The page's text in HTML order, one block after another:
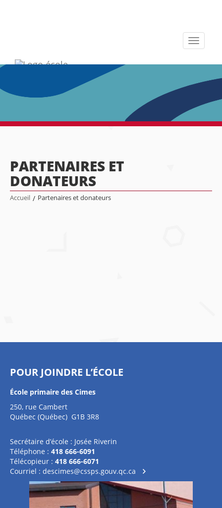
Toggle
PARTENAIRES ET
DONATEURS
Accueil / Partenaires et donateurs
POUR JOINDRE L’ÉCOLE
École primaire des Cimes
250, rue Cambert
Québec (Québec) G1B 3R8
Secrétaire d’école : Josée Riverin
Téléphone : 418 666-6091
Télécopieur : 418 666-6071
Courriel : descimes@cssps.gouv.qc.ca